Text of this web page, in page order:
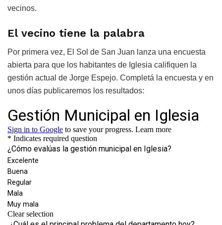
vecinos.
El vecino tiene la palabra
Por primera vez, El Sol de San Juan lanza una encuesta
abierta para que los habitantes de Iglesia califiquen la
gestión actual de Jorge Espejo. Completá la encuesta y en
unos días publicaremos los resultados: